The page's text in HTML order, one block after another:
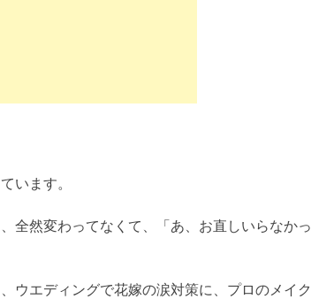
います。
全然変わってなくて、「あ、お直しいらなかっ
ウエディングで花嫁の涙対策に、プロのメイク